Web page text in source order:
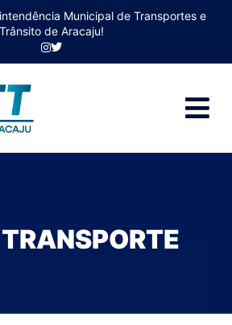
Municipal de Transportes e
Trânsito de Aracaju!
TRANSPORTE